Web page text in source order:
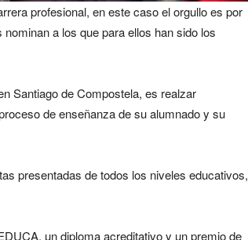
profesional, en este caso el orgullo es por
nominan a los que para ellos han sido los
Santiago de Compostela, es realzar
de enseñanza de su alumnado y su
presentadas de todos los niveles educativos,
un diploma acreditativo y un premio de